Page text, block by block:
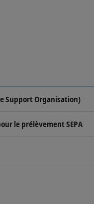
Support Organisation)
le prélèvement SEPA